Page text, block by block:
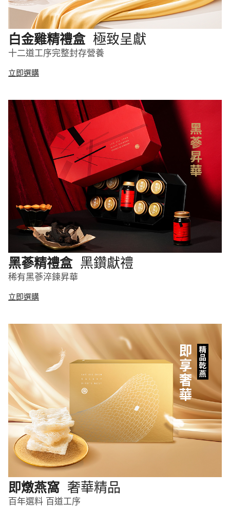
白金雞精禮盒 極致呈獻
十二道工序完整封存營養
立即選購
黑蔘精禮盒 黑鑽獻禮
稀有黑蔘淬鍊昇華
立即選購
即燉燕窩 奢華精品
百年選料 百道工序